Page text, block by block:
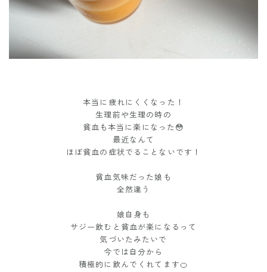
本当に疲れにくくなった！
生理前や生理の時の
貧血も本当に楽になった😳
最近なんて
ほぼ貧血の症状でることないです！
貧血気味だった娘も
全然違う
娘自身も
サジー飲むと貧血が楽になるって
気づいたみたいで
今では自分から
積極的に飲んでくれてます🍊